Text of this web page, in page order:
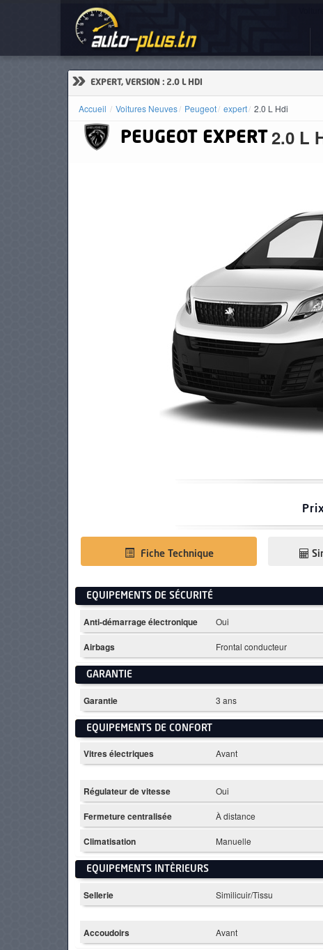
» EXPERT, VERSION : 2.0 L HDI
Accueil Voitures Neuves Peugeot expert 2.0 L Hdi
PEUGEOT EXPERT 2.0 L
Fiche Technique
EQUIPEMENTS DE SÉCURITÉ
Anti-démarrage électronique Oui
Airbags Frontal conducteur
GARANTIE
Garantie 3 ans
EQUIPEMENTS DE CONFORT
Vitres électriques Avant
Régulateur de vitesse Oui
Fermeture centralisée À distance
Climatisation Manuelle
EQUIPEMENTS INTÈRIEURS
Sellerie Similicuir/Tissu
Accoudoirs Avant
ACTUALITÉS